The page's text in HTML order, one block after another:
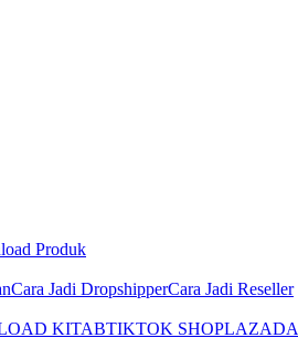
Produk
Cara Jadi DropshipperCara Jadi Reseller
KITABTIKTOK SHOPLAZADA